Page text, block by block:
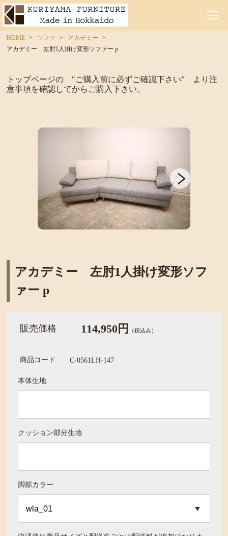
HOME ソファ
アカデミー
アカデミー 左肘1人掛け変形ソファー p
トップページの "ご購入前に必ずご確認下さい” より注
意事項を確認してからご購入下さい。
アカデミー 左肘1人掛け変形ソフ
ァー p
販売価格 114,950円 （税込み）
商品コード C-0561LH-147
本体生地
クッション部分生地
脚部カラー